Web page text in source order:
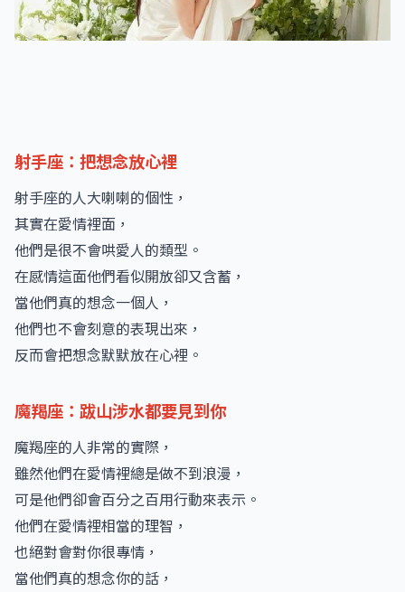
射手座：把想念放心裡
射手座的人大喇喇的個性，
其實在愛情裡面，
他們是很不會哄愛人的類型。
在感情這面他們看似開放卻又含蓄，
當他們真的想念一個人，
他們也不會刻意的表現出來，
反而會把想念默默放在心裡。
魔羯座：跋山涉水都要見到你
魔羯座的人非常的實際，
雖然他們在愛情裡總是做不到浪漫，
可是他們卻會百分之百用行動來表示。
他們在愛情裡相當的理智，
也絕對會對你很專情，
當他們真的想念你的話，